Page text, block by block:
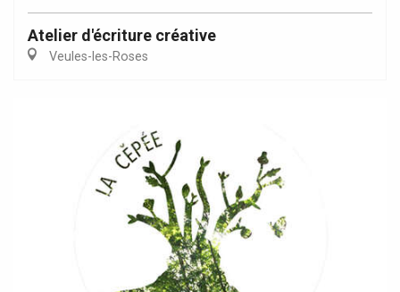
Atelier d'écriture créative
Veules-les-Roses